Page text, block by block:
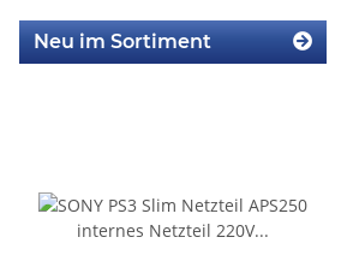
Neu im Sortiment